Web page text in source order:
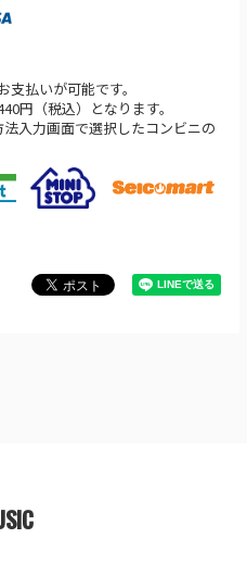
払いが可能です。
円（税込）となります。
入力画面で選択したコンビニの